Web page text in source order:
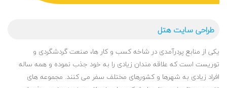
طراحی سایت هتل
یکی از منابع پردرآمدی در شاخه کسب و کار ها، صنعت گردشگردی و
توریست است که علاقه مندان زیادی را به خود جذب نموده و همه ساله
افراد زیادی به شهرها و کشورهای مختلف سفر می کنند. مجموعه های